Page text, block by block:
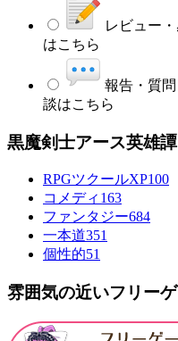
レビュー
はこちら
報告・質問
談はこちら
黒魔剣士アース英雄
RPGツクールXP100
コメディ 163
ファンタジー684
一本道351
個性的51
雰囲気の近いフリー